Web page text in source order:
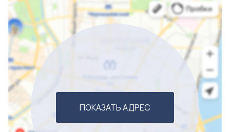
действительно работающий бизнес, с хорошим
клиентским потоком. Чтобы записаться на показ, и
узнать подробности о ресторане - оставляйте
заявку.
ПОКАЗАТЬ АДРЕС